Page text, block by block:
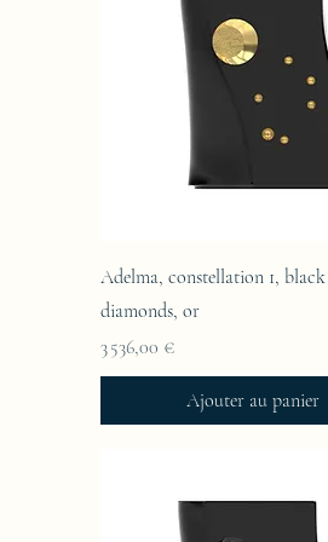
Adelma, constellation 1, black
diamonds, or
Prix
3 536,00 €
Ajouter au panier